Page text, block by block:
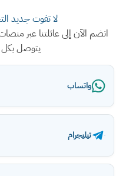
لا تفوت جديد
انضم الآن إلى عائلتنا عبر
يتوصل
واتساب
تيليجرام